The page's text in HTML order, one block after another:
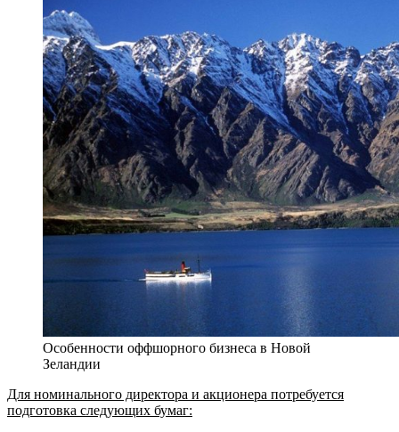
Особенности оффшорного бизнеса в Новой
Зеландии
Для номинального директора и акционера потребуется
подготовка следующих бумаг: